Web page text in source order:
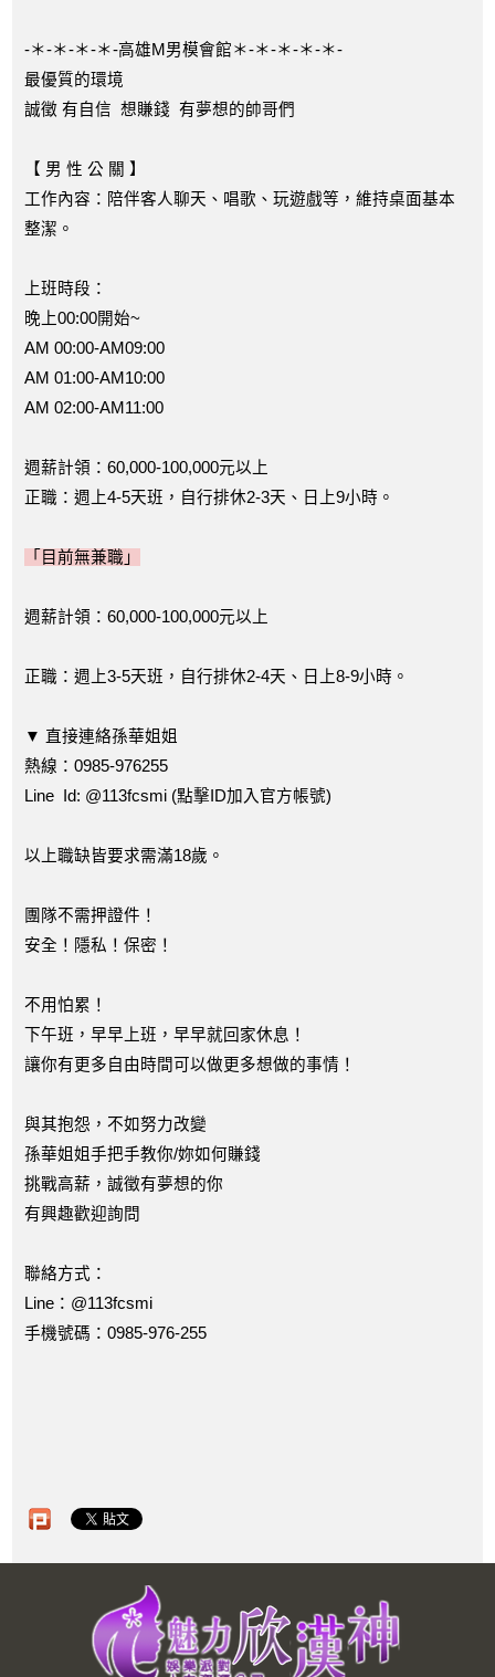
-＊-＊-＊-＊-高雄M男模會館＊-＊-＊-＊-＊-
最優質的環境
誠徵 有自信 想賺錢 有夢想的帥哥們
【 男 性 公 關 】
工作內容：陪伴客人聊天、唱歌、玩遊戲等，維持桌面基本
整潔。
上班時段：
晚上00:00開始~
AM 00:00-AM09:00
AM 01:00-AM10:00
AM 02:00-AM11:00
週薪計領：60,000-100,000元以上
正職：週上4-5天班，自行排休2-3天、日上9小時。
「目前無兼職」
週薪計領：60,000-100,000元以上
正職：週上3-5天班，自行排休2-4天、日上8-9小時。
▼ 直接連絡孫華姐姐
熱線：0985-976255
Line Id: @113fcsmi (點擊ID加入官方帳號)
以上職缺皆要求需滿18歲。
團隊不需押證件！
安全！隱私！保密！
不用怕累！
下午班，早早上班，早早就回家休息！
讓你有更多自由時間可以做更多想做的事情！
與其抱怨，不如努力改變
孫華姐姐手把手教你/妳如何賺錢
挑戰高薪，誠徵有夢想的你
有興趣歡迎詢問
聯絡方式：
Line：@113fcsmi
手機號碼：0985-976-255